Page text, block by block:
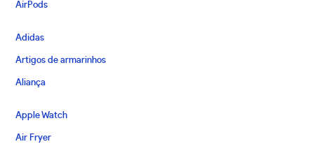
AirPods
Adidas
Artigos de armarinhos
Aliança
Apple Watch
Air Fryer